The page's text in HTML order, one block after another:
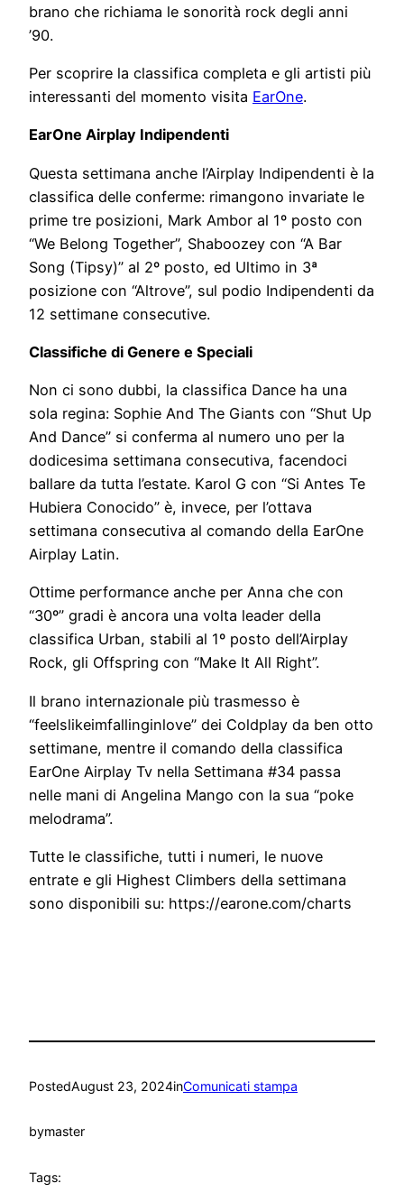
brano che richiama le sonorità rock degli anni
’90.
Per scoprire la classifica completa e gli artisti più
interessanti del momento visita EarOne.
EarOne Airplay Indipendenti
Questa settimana anche l’Airplay Indipendenti è la
classifica delle conferme: rimangono invariate le
prime tre posizioni, Mark Ambor al 1º posto con
“We Belong Together”, Shaboozey con “A Bar
Song (Tipsy)” al 2º posto, ed Ultimo in 3ª
posizione con “Altrove”, sul podio Indipendenti da
12 settimane consecutive.
Classifiche di Genere e Speciali
Non ci sono dubbi, la classifica Dance ha una
sola regina: Sophie And The Giants con “Shut Up
And Dance” si conferma al numero uno per la
dodicesima settimana consecutiva, facendoci
ballare da tutta l’estate. Karol G con “Si Antes Te
Hubiera Conocido” è, invece, per l’ottava
settimana consecutiva al comando della EarOne
Airplay Latin.
Ottime performance anche per Anna che con
“30º” gradi è ancora una volta leader della
classifica Urban, stabili al 1º posto dell’Airplay
Rock, gli Offspring con “Make It All Right”.
Il brano internazionale più trasmesso è
“feelslikeimfallinginlove” dei Coldplay da ben otto
settimane, mentre il comando della classifica
EarOne Airplay Tv nella Settimana #34 passa
nelle mani di Angelina Mango con la sua “poke
melodrama”.
Tutte le classifiche, tutti i numeri, le nuove
entrate e gli Highest Climbers della settimana
sono disponibili su: https://earone.com/charts
PostedAugust 23, 2024inComunicati stampa
bymaster
Tags: